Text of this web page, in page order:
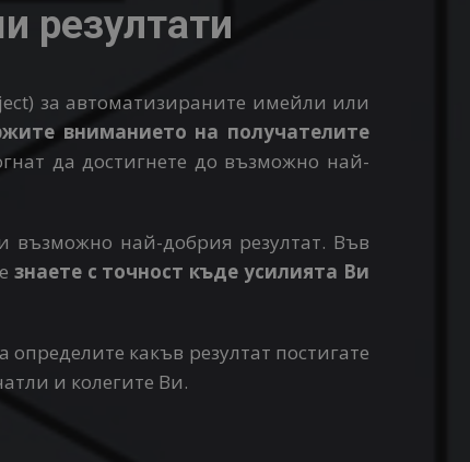
резултати
за автоматизираните имейли или
вниманието на получателите
да достигнете до възможно най-
възможно най-добрия резултат. Във
знаете с точност къде усилията Ви
какъв резултат постигате
и колегите Ви.